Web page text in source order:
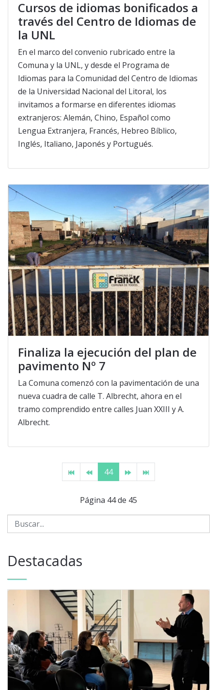
Cursos de idiomas bonificados a
través del Centro de Idiomas de
la UNL
En el marco del convenio rubricado entre la
Comuna y la UNL, y desde el Programa de
Idiomas para la Comunidad del Centro de Idiomas
de la Universidad Nacional del Litoral, los
invitamos a formarse en diferentes idiomas
extranjeros: Alemán, Chino, Español como
Lengua Extranjera, Francés, Hebreo Bíblico,
Inglés, Italiano, Japonés y Portugués.
Finaliza la ejecución del plan de
pavimento Nº 7
La Comuna comenzó con la pavimentación de una
nueva cuadra de calle T. Albrecht, ahora en el
tramo comprendido entre calles Juan XXIII y A.
Albrecht.
44
Página 44 de 45
Destacadas